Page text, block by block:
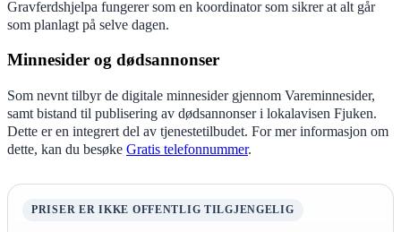
Gravferdshjelpa fungerer som en koordinator som sikrer at alt går
som planlagt på selve dagen.
Minnesider og dødsannonser
Som nevnt tilbyr de digitale minnesider gjennom Vareminnesider,
samt bistand til publisering av dødsannonser i lokalavisen Fjuken.
Dette er en integrert del av tjenestetilbudet. For mer informasjon om
dette, kan du besøke Gratis telefonnummer.
PRISER ER IKKE OFFENTLIG TILGJENGELIG